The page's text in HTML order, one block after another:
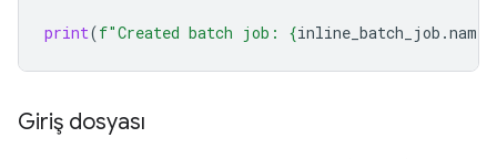
print(f"Created batch job: {inline_batch_job .name
Giriş dosyası